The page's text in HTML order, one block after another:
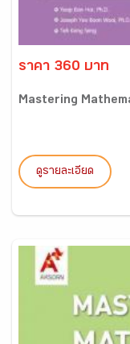
ราคา 360 บาท
Mastering
ดูรายละเอียด